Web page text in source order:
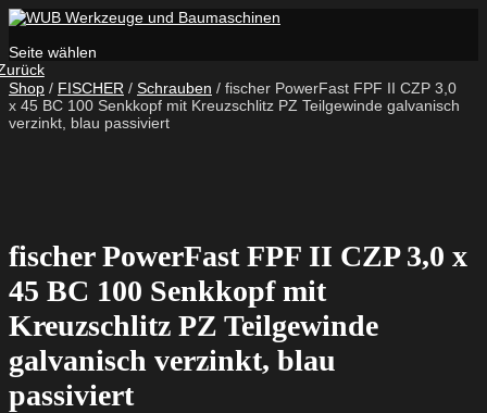
Seite wählen
Shop / FISCHER / Schrauben / fischer PowerFast FPF II CZP 3,0
x 45 BC 100 Senkkopf mit Kreuzschlitz PZ Teilgewinde galvanisch
verzinkt, blau passiviert
fischer PowerFast FPF II CZP 3,0 x
45 BC 100 Senkkopf mit
Kreuzschlitz PZ Teilgewinde
galvanisch verzinkt, blau
passiviert